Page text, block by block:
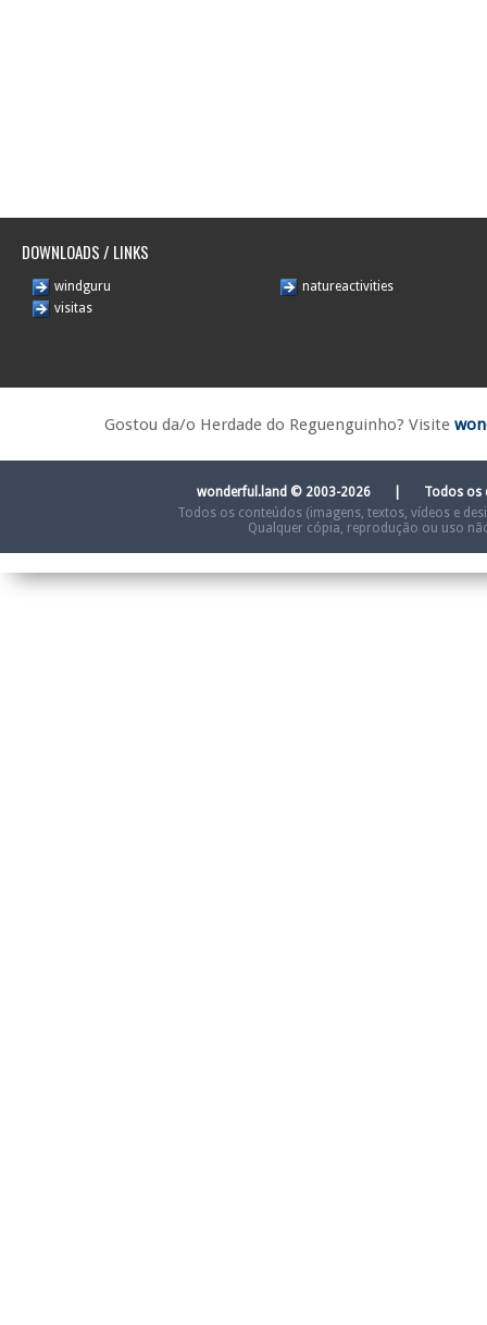
DOWNLOADS / LINKS
windguru
natureactivities
visitas
Gostou da/o Herdade do Reguenguinho? Visite
wonderful.land © 2003-2026 | Todos
Todos os conteúdos (imagens, textos, vídeos e
Qualquer cópia, reprodução ou uso